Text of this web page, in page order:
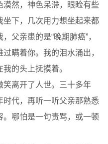
然，神色呆滞，眼睑有些
下，几次用力想坐起来都
父亲患的是“晚期肺癌”，
瞒着你。我的泪水涌出，
的头上抚摸着。
离开了人世。三十多年
时代，再听一听父亲那熟悉
哪怕是一句责骂，或一顿